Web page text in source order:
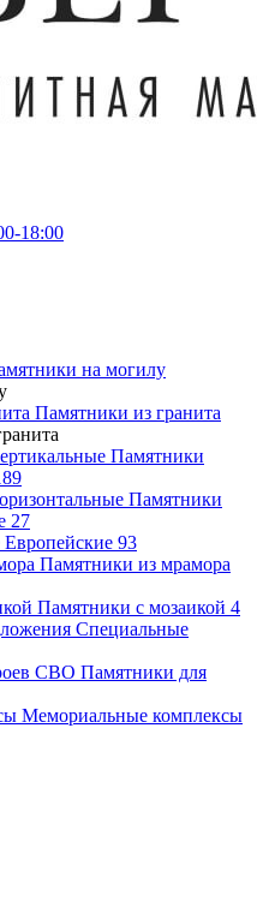
18:00
на могилу
Памятники из гранита
Памятники
Памятники
27
Европейские 93
Памятники из мрамора
Памятники с мозаикой 4
Специальные
Памятники для
Мемориальные комплексы